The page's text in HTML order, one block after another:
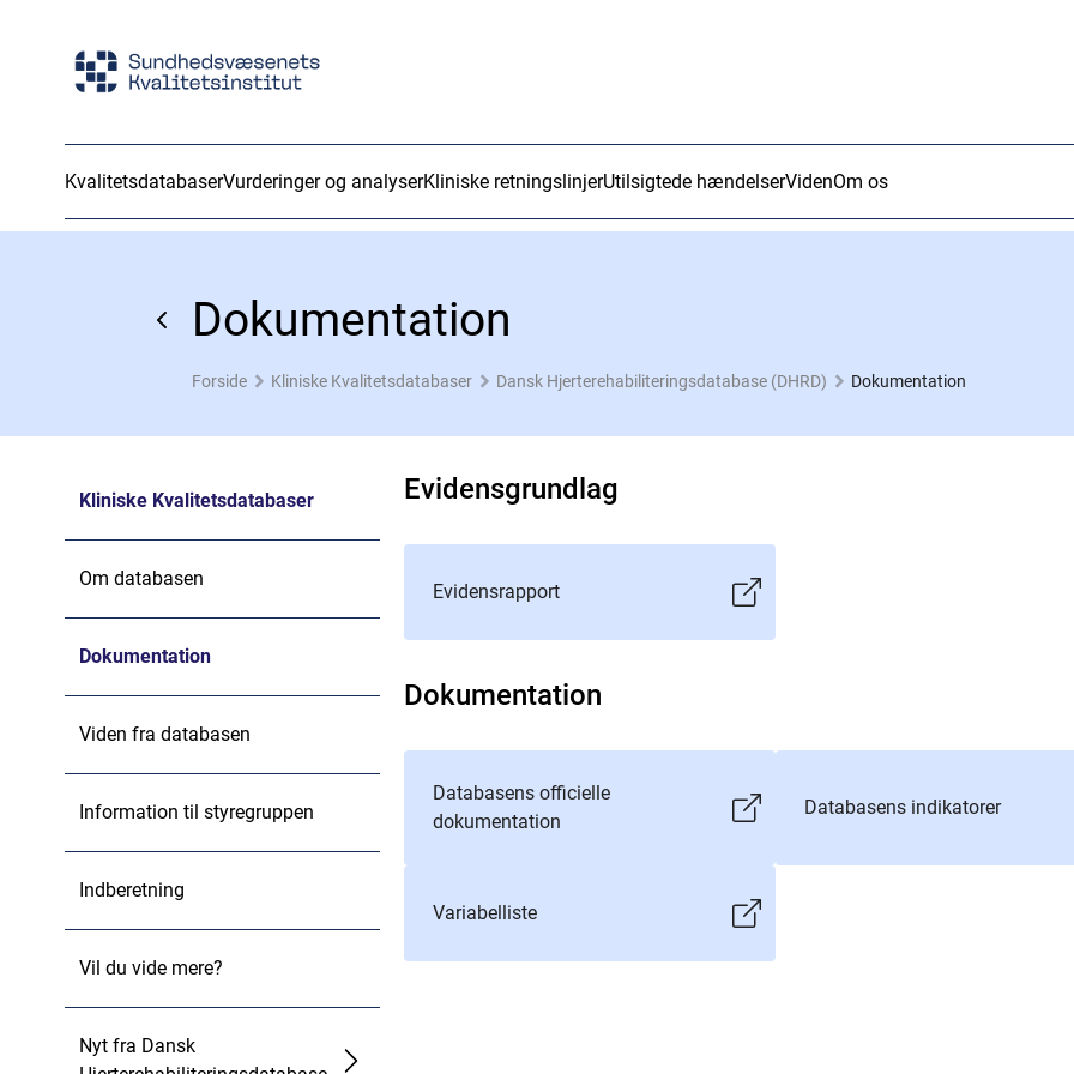
KvalitetsdatabaserVurderinger og analyserKliniske retningslinjerUtilsigtede hændelserVidenOm os
Dokumentation
Forside Kliniske Kvalitetsdatabaser Dansk Hjerterehabiliteringsdatabase (DHRD) Dokumentation
Kliniske Kvalitetsdatabaser
Om databasen
Dokumentation
Viden fra databasen
Information til styregruppen
Indberetning
Vil du vide mere?
Nyt fra Dansk
Evidensgrundlag
Evidensrapport
Dokumentation
Databasens officielle
dokumentation
Databasens indikatorer
Variabelliste